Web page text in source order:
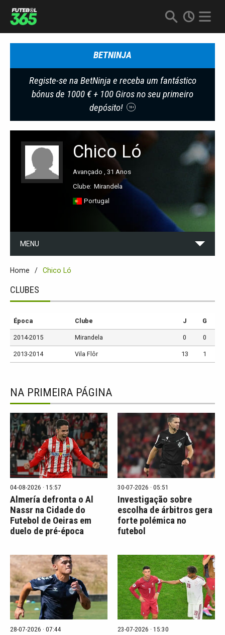
BETNINJA
Registe-se na BetNinja e receba um fantástico
bónus de 1000 € + 100 Giros no seu primeiro
depósito!
18+
Chico Ló
Avançado , 31 Anos
Clube: Mirandela
Portugal
MENU
Home Chico Ló
CLUBES
Época Clube J G
2014-2015 Mirandela 0 0
2013-2014 Vila Flôr 13 1
NA PRIMEIRA PÁGINA
04-08-2026 · 15:57
Almería defronta o Al
Nassr na Cidade do
Futebol de Oeiras em
duelo de pré-época
30-07-2026 · 05:51
Investigação sobre
escolha de árbitros gera
forte polémica no
futebol
28-07-2026 · 07:44 23-07-2026 · 15:30